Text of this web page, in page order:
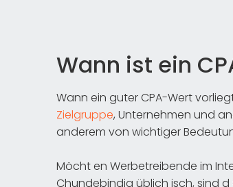
Wann ist ein
Wann ein guter CPA-Wert
Zielgruppe, Unternehmen und
anderem von wichtiger
Möcht en Werbetreibende im
Chundebindig üblich isch, sind